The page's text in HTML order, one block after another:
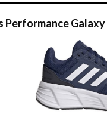
Performance Galaxy